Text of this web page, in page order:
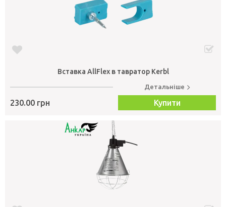
Вставка AllFlex в тавратор Kerbl
230.00 грн
Детальніше
Купити